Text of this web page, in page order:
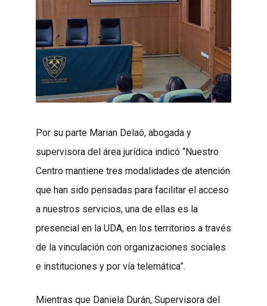
Por su parte Marian Delaó, abogada y
supervisora del área jurídica indicó “Nuestro
Centro mantiene tres modalidades de atención
que han sido pensadas para facilitar el acceso
a nuestros servicios, una de ellas es la
presencial en la UDA, en los territorios a través
de la vinculación con organizaciones sociales
e instituciones y por vía telemática”.
Mientras que Daniela Durán, Supervisora del